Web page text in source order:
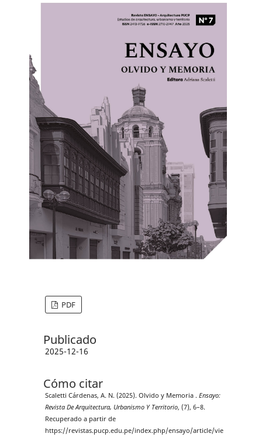
PDF
Publicado
2025-12-16
Cómo citar
Scaletti Cárdenas, A. N. (2025). Olvido y Memoria . Ensayo:
Revista De Arquitectura, Urbanismo Y Territorio, (7), 6–8.
Recuperado a partir de
https://revistas.pucp.edu.pe/index.php/ensayo/article/vie